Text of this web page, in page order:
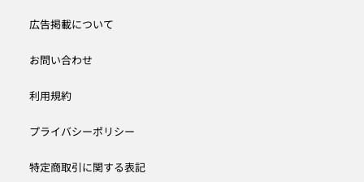
広告掲載について
お問い合わせ
利用規約
プライバシーポリシー
特定商取引に関する表記